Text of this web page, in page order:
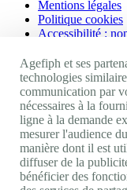
Mentions légales
Politique cookies
Accessibilité :
Nos autres
Site portail
Activateur de
Handinnov
Innovation et
Université du
Service AppuiPro
Agefiph et ses
technologies
communication par
nécessaires à la
ligne à la demande
mesurer l'audience
manière dont il est
diffuser de la
bénéficier des